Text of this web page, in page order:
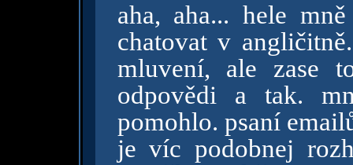
aha, aha... hele
chatovat v
mluvení, ale zase
odpovědi a tak.
pomohlo. psaní
je víc podobnej